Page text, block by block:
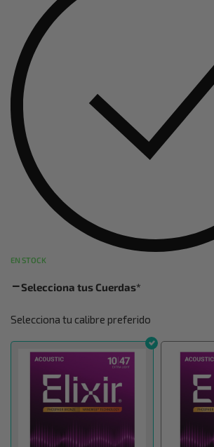
EN STOCK
Selecciona tus Cuerdas*
Selecciona tu calibre preferido